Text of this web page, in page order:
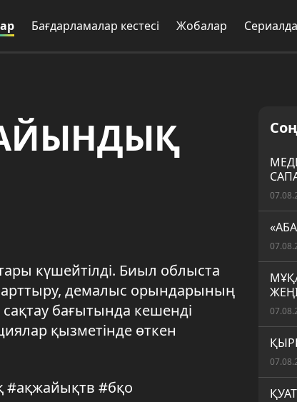
Бағдарламалар кестесі Жобалар
күшейтілді. Биыл облыста
арттыру, демалыс орындарының
сақтау бағытында кешенді
қызметінде өткен
#ақжайықтв #бқо